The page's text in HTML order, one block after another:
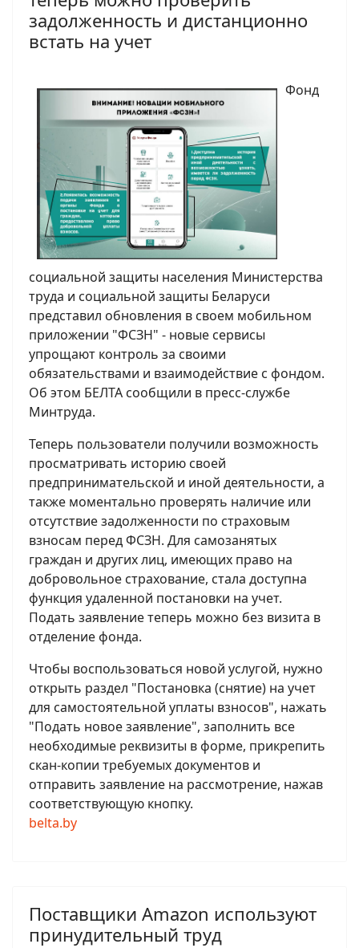
задолженность и дистанционно
встать на учет
Фонд
социальной защиты населения Министерства
труда и социальной защиты Беларуси
представил обновления в своем мобильном
приложении "ФСЗН" - новые сервисы
упрощают контроль за своими
обязательствами и взаимодействие с фондом.
Об этом БЕЛТА сообщили в пресс-службе
Минтруда.
Теперь пользователи получили возможность
просматривать историю своей
предпринимательской и иной деятельности, а
также моментально проверять наличие или
отсутствие задолженности по страховым
взносам перед ФСЗН. Для самозанятых
граждан и других лиц, имеющих право на
добровольное страхование, стала доступна
функция удаленной постановки на учет.
Подать заявление теперь можно без визита в
отделение фонда.
Чтобы воспользоваться новой услугой, нужно
открыть раздел "Постановка (снятие) на учет
для самостоятельной уплаты взносов", нажать
"Подать новое заявление", заполнить все
необходимые реквизиты в форме, прикрепить
скан-копии требуемых документов и
отправить заявление на рассмотрение, нажав
соответствующую кнопку.
belta.by
Поставщики Amazon используют
принудительный труд